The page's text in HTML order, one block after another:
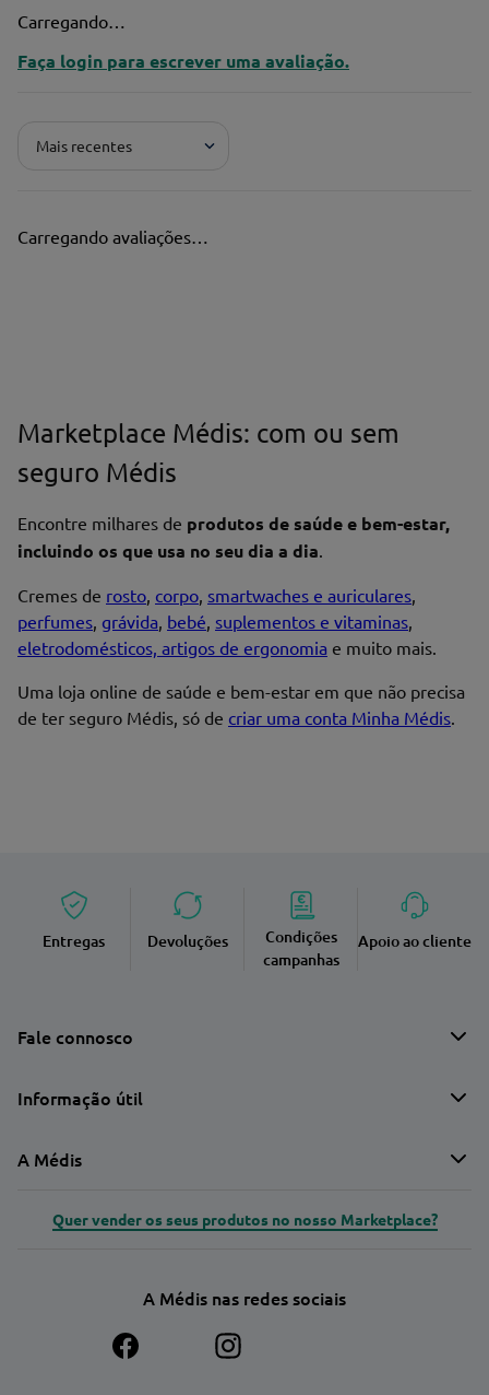
Carregando…
Faça login para escrever uma avaliação.
Mais recentes
Carregando avaliações…
Marketplace Médis: com ou sem
seguro Médis
Encontre milhares de produtos de saúde e bem-estar,
incluindo os que usa no seu dia a dia.
Cremes de rosto, corpo, smartwaches e auriculares,
perfumes, grávida, bebé, suplementos e vitaminas,
eletrodomésticos, artigos de ergonomia e muito mais.
Uma loja online de saúde e bem-estar em que não precisa
de ter seguro Médis, só de criar uma conta Minha Médis.
Entregas Devoluções
Condições
campanhas
Apoio ao cliente
Fale connosco
Informação útil
A Médis
Quer vender os seus produtos no nosso Marketplace?
A Médis nas redes sociais